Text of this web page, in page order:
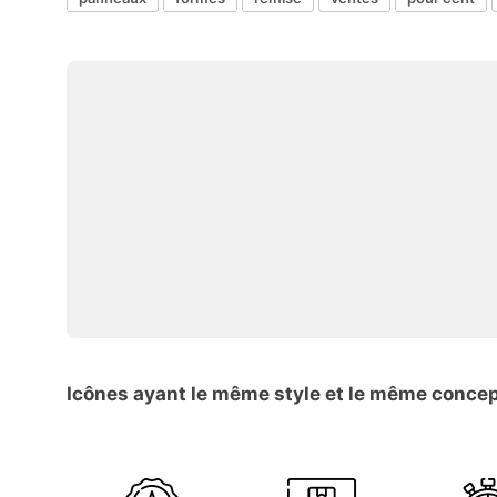
Icônes ayant le même style et le même